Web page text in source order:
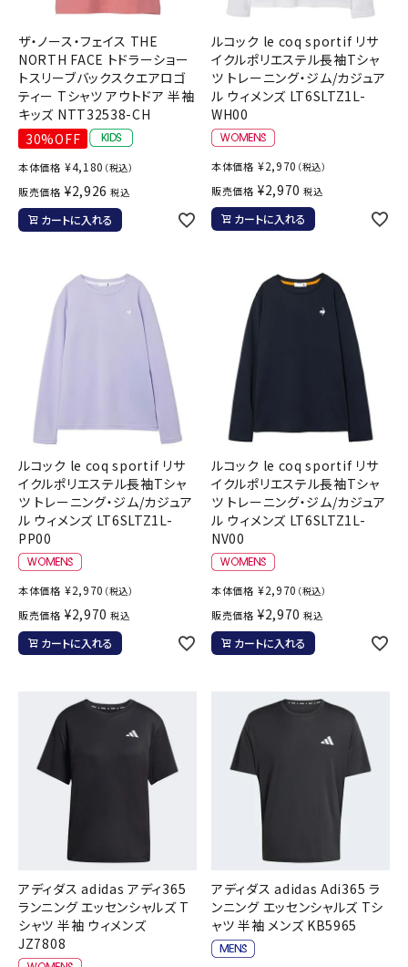
ザ・ノース・フェイス THE
NORTH FACE トドラーショー
トスリーブバックスクエアロゴ
ティー Tシャツ アウトドア 半袖
キッズ NTT32538-CH
30%OFF
本体価格 ¥4,180 （税込）
販売価格 ¥2,926 税込
カートに入れる
ルコック le coq sportif リサ
イクルポリエステル長袖Tシャ
ツ トレーニング・ジム/カジュア
ル ウィメンズ LT6SLTZ1L-
WH00
本体価格 ¥2,970 （税込）
販売価格 ¥2,970 税込
カートに入れる
ルコック le coq sportif リサ
イクルポリエステル長袖Tシャ
ツ トレーニング・ジム/カジュア
ル ウィメンズ LT6SLTZ1L-
PP00
本体価格 ¥2,970 （税込）
販売価格 ¥2,970 税込
カートに入れる
ルコック le coq sportif リサ
イクルポリエステル長袖Tシャ
ツ トレーニング・ジム/カジュア
ル ウィメンズ LT6SLTZ1L-
NV00
本体価格 ¥2,970 （税込）
販売価格 ¥2,970 税込
カートに入れる
アディダス adidas アディ365
ランニング エッセンシャルズ T
シャツ 半袖 ウィメンズ
JZ7808
アディダス adidas Adi365 ラ
ンニング エッセンシャルズ Tシ
ャツ 半袖 メンズ KB5965